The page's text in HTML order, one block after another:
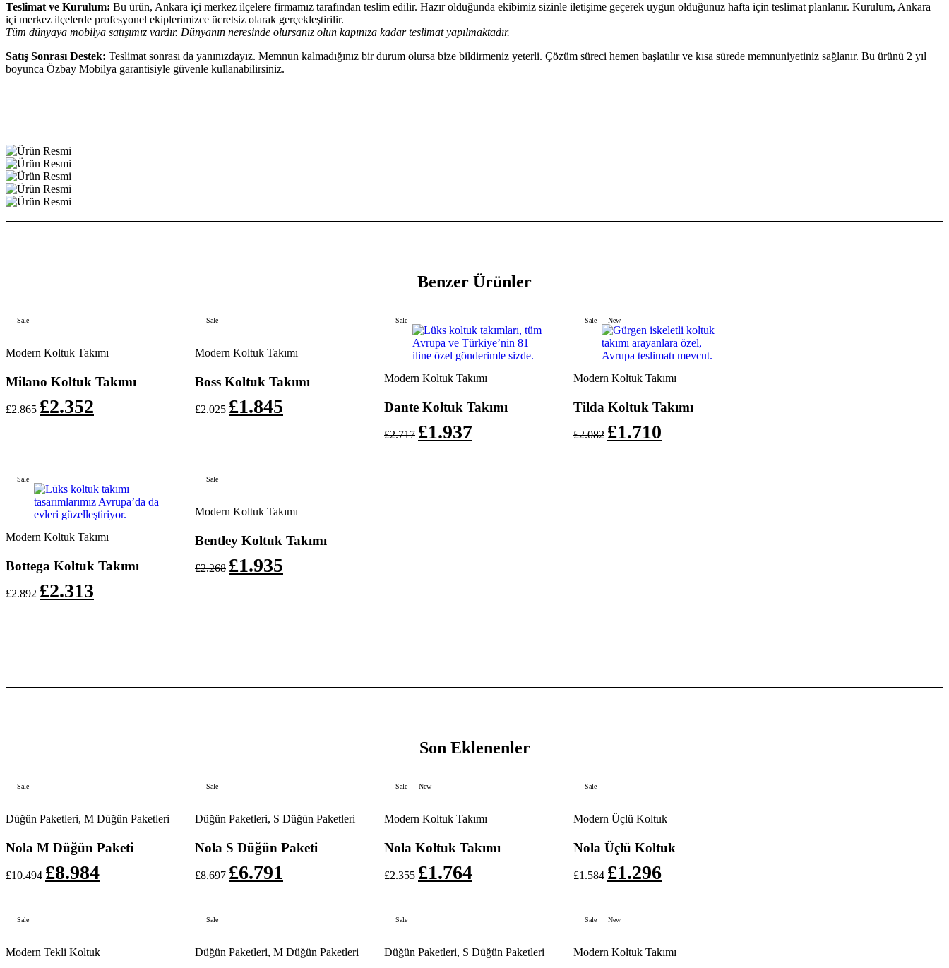
Teslimat ve Kurulum: Bu ürün, Ankara içi merkez ilçelere firmamız tarafından teslim edilir. Hazır olduğunda ekibimiz sizinle iletişime geçerek uygun olduğunuz hafta için teslimat planlanır. Kurulum, Ankara
içi merkez ilçelerde profesyonel ekiplerimizce ücretsiz olarak gerçekleştirilir.
Tüm dünyaya mobilya satışımız vardır. Dünyanın neresinde olursanız olun kapınıza kadar teslimat yapılmaktadır.
Satış Sonrası Destek: Teslimat sonrası da yanınızdayız. Memnun kalmadığınız bir durum olursa bize bildirmeniz yeterli. Çözüm süreci hemen başlatılır ve kısa sürede memnuniyetiniz sağlanır. Bu ürünü 2 yıl
boyunca Özbay Mobilya garantisiyle güvenle kullanabilirsiniz.
Benzer Ürünler
Sale
Modern Koltuk Takımı
Milano Koltuk Takımı
£2.865 £2.352
Sale
Modern Koltuk Takımı
Boss Koltuk Takımı
£2.025 £1.845
Sale
Modern Koltuk Takımı
Dante Koltuk Takımı
£2.717 £1.937
Sale New
Modern Koltuk Takımı
Tilda Koltuk Takımı
£2.082 £1.710
Sale
Modern Koltuk Takımı
Bottega Koltuk Takımı
£2.892 £2.313
Sale
Modern Koltuk Takımı
Bentley Koltuk Takımı
£2.268 £1.935
Son Eklenenler
Sale
Düğün Paketleri, M Düğün Paketleri
Nola M Düğün Paketi
£10.494 £8.984
Sale
Düğün Paketleri, S Düğün Paketleri
Nola S Düğün Paketi
£8.697 £6.791
Sale New
Modern Koltuk Takımı
Nola Koltuk Takımı
£2.355 £1.764
Sale
Modern Üçlü Koltuk
Nola Üçlü Koltuk
£1.584 £1.296
Sale
Modern Tekli Koltuk
Sale
Düğün Paketleri, M Düğün Paketleri
Sale
Düğün Paketleri, S Düğün Paketleri
Sale New
Modern Koltuk Takımı